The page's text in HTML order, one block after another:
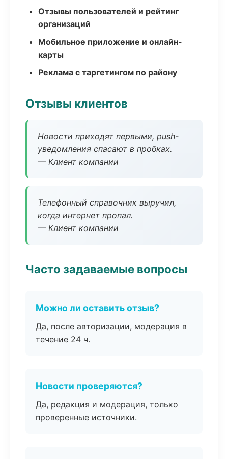
Отзывы пользователей и рейтинг
организаций
Мобильное приложение и онлайн-
карты
Реклама с таргетингом по району
Отзывы клиентов
Новости приходят первыми, push-
уведомления спасают в пробках.
— Клиент компании
Телефонный справочник выручил,
когда интернет пропал.
— Клиент компании
Часто задаваемые вопросы
Можно ли оставить отзыв?
Да, после авторизации, модерация в
течение 24 ч.
Новости проверяются?
Да, редакция и модерация, только
проверенные источники.